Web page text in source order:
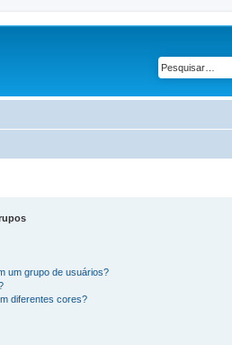
um grupo de usuários?
diferentes cores?